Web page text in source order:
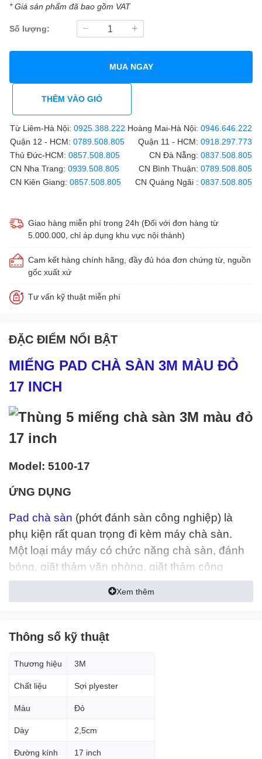
* Giá sản phẩm đã bao gồm VAT
Số lượng:
MUA NGAY
THÊM VÀO GIỎ
Từ Liêm-Hà Nội: 0925.388.222 Hoàng Mai-Hà Nội: 0946.646.222
Quận 12 - HCM: 0789.508.805 Quận 11 - HCM: 0918.297.773
Thủ Đức-HCM: 0857.508.805 CN Đà Nẵng: 0837.508.805
CN Nha Trang: 0939.508.805 CN Bình Thuận: 0789.508.805
CN Kiên Giang: 0857.508.805 CN Quảng Ngãi : 0837.508.805
Giao hàng miễn phí trong 24h (Đối với đơn hàng từ
5.000.000, chỉ áp dụng khu vực nội thành)
Cam kết hàng chính hãng, đầy đủ hóa đơn chứng từ, nguồn
gốc xuất xứ
Tư vấn kỹ thuật miễn phí
ĐẶC ĐIỂM NỔI BẬT
MIẾNG PAD CHÀ SÀN 3M MÀU ĐỎ
17 INCH
Model: 5100-17
ỨNG DỤNG
Pad chà sàn (phớt đánh sàn công nghiệp) là
phụ kiện rất quan trọng đi kèm máy chà sàn.
Một loại máy máy có chức năng chà sàn, đánh
bóng, giặt thảm văn phòng, giặt thảm công
nghiệp,…rất nhanh chóng và hiệu quả. Pad chà
sàn được gắn vào mâm những máy chà sàn,
(154-600 vòng/ phút) hoặc thiết bị tự động. Tùy
dụng các loại Pad chà sàn khác nhau.
======================================
=
****Mọi Nhu Cầu Và Thắc Mắc Xin Vui Lòng Liên
Hệ****
Xem thêm
Thông số kỹ thuật
Thương hiệu 3M
Chất liệu Sợi plyester
Màu Đỏ
Dày 2,5cm
Đường kính 17 inch